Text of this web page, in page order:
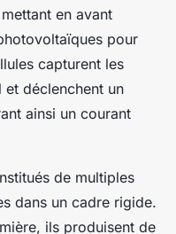
en avant
pour
capturent les
déclenchent un
ainsi un courant
de multiples
dans un cadre rigide.
ils produisent de